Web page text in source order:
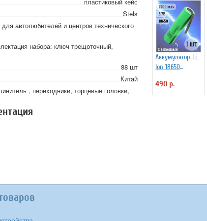
Stels
автолюбителей и центров технического
набора: ключ трещоточный,
88 шт
Китай
, переходники, торцевые головки,
Аккумулятор Li-
Ion 18650
выводами,
незащищенный
490 р.